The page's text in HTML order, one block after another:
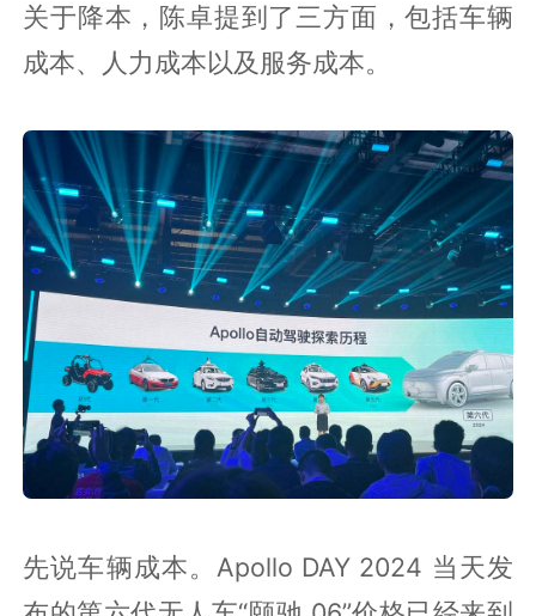
关于降本，陈卓提到了三方面，包括车辆
成本、人力成本以及服务成本。
先说车辆成本。Apollo DAY 2024 当天发